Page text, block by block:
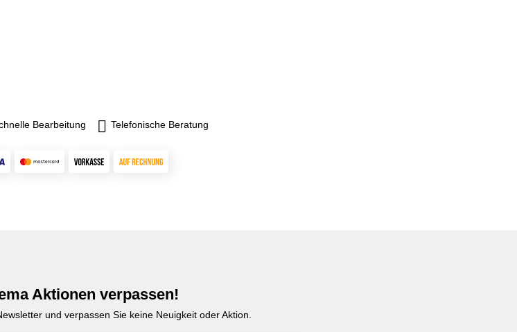
Bearbeitung Telefonische Beratung
Aktionen verpassen!
und verpassen Sie keine Neuigkeit oder Aktion.